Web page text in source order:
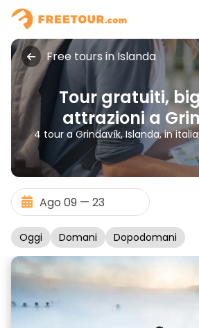
Free tours in Islanda
Tour gratuiti,
attrazioni a
4 tour a Grindavík, Islanda, in
Oggi Domani Dopodomani